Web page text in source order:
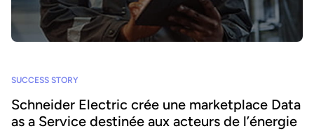
SUCCESS STORY
Schneider Electric crée une marketplace Data
as a Service destinée aux acteurs de l’énergie